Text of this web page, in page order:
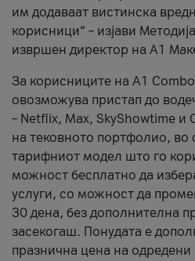
им додаваат вистинска
корисници“ – изјави
извршен директор на А1
За корисниците на A1
овозможува пристап до
– Netflix, Max, SkyShowtime и
на тековното портфолио, во
тарифниот модел што го
можност бесплатно да
услуги, со можност да
30 дена, без дополнителна
засекогаш. Понудата е
празнична цена на одредени